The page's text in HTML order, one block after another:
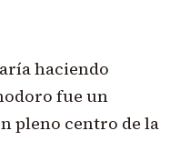
haciendo
fue un
pleno centro de la